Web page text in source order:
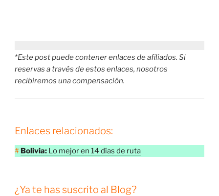
*Este post puede contener enlaces de afiliados. Si
reservas a través de estos enlaces, nosotros
recibiremos una compensación.
Enlaces relacionados:
# Bolivia: Lo mejor en 14 días de ruta
¿Ya te has suscrito al Blog?